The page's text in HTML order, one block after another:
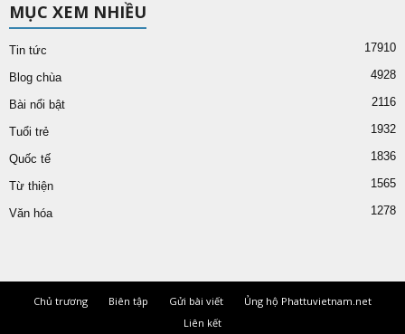
MỤC XEM NHIỀU
Tin tức 17910
Blog chùa 4928
Bài nổi bật 2116
Tuổi trẻ 1932
Quốc tế 1836
Từ thiện 1565
Văn hóa 1278
Chủ trương Biên tập Gửi bài viết
Ủng hộ Phattuvietnam.net
Liên kết